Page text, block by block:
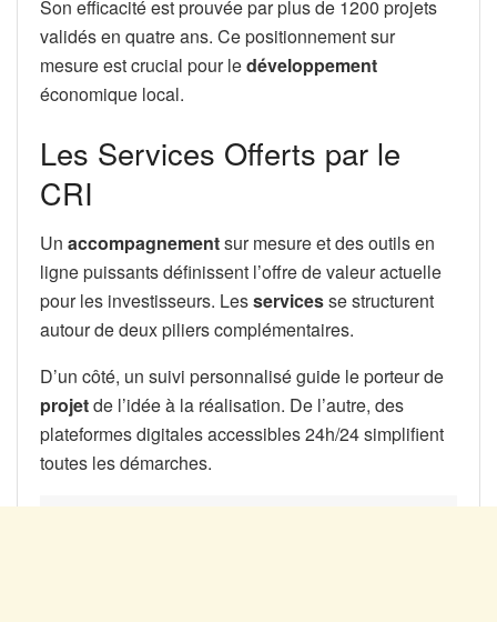
Son efficacité est prouvée par plus de 1200 projets
validés en quatre ans. Ce positionnement sur
mesure est crucial pour ledéveloppement
économique local.
Les Services Offerts par le
CRI
Un accompagnementsur mesure et des outils en
ligne puissants définissent l’offre de valeur actuelle
pour les investisseurs. Lesservicesse structurent
autour de deux piliers complémentaires.
D’un côté, un suivi personnalisé guide le porteur de
projetde l’idée à la réalisation. De l’autre, des
plateformes digitales accessibles 24h/24 simplifient
toutes les démarches.